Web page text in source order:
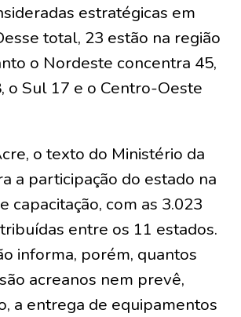
estratégicas em
total, 23 estão na região
o Nordeste concentra 45,
o Sul 17 e o Centro-Oeste
o texto do Ministério da
a participação do estado na
capacitação, com as 3.023
entre os 11 estados.
informa, porém, quantos
acreanos nem prevê,
a entrega de equipamentos